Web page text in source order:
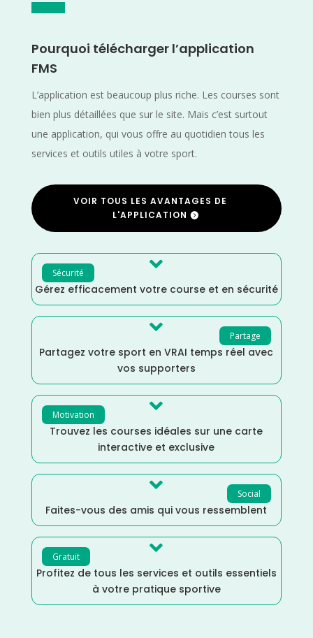
Pourquoi télécharger l’application
FMS
L’application est beaucoup plus riche. Les courses sont
bien plus détaillées que sur le site. Mais c’est surtout
une application, qui vous offre au quotidien tous les
services et outils utiles à votre sport.
VOIR TOUS LES AVANTAGES DE
L'APPLICATION
Sécurité 
Gérez efficacement votre course et en sécurité
Partage

Partagez votre sport en VRAI temps réel avec
vos supporters
Motivation 
Trouvez les courses idéales sur une carte
interactive et exclusive
Social

Faites-vous des amis qui vous ressemblent
Gratuit 
Profitez de tous les services et outils essentiels
à votre pratique sportive